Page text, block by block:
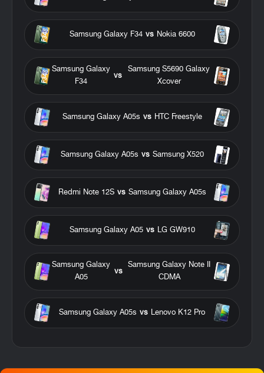
Nokia 6600
vs
Samsung Galaxy F34
Samsung S5690 Galaxy
Xcover
vs
Samsung Galaxy
F34
HTC Freestyle
vs
Samsung Galaxy A05s
Samsung X520
vs
Samsung Galaxy A05s
Samsung Galaxy A05s
vs
Redmi Note 12S
LG GW910
vs
Samsung Galaxy A05
Samsung Galaxy Note II
CDMA
vs
Samsung Galaxy
A05
Lenovo K12 Pro
vs
Samsung Galaxy A05s